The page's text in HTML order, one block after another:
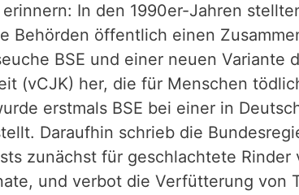
In den 1990er-Jahren
Behörden öffentlich einen
BSE und einer neuen Variante
(vCJK) her, die für Menschen
erstmals BSE bei einer in
Daraufhin schrieb die
zunächst für geschlachtete
und verbot die Verfütterung von